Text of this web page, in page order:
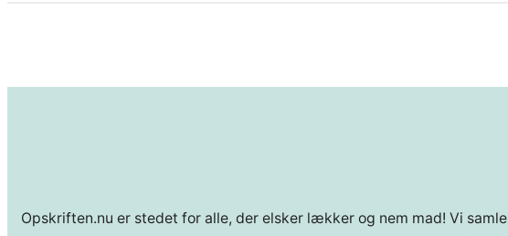
Opskriften.nu er stedet for alle, der elsker lækker og nem mad! Vi